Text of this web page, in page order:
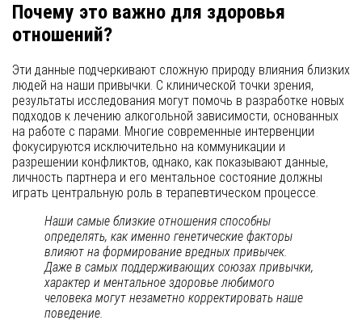
Почему это важно для здоровья
отношений?
Эти данные подчеркивают сложную природу влияния близких
людей на наши привычки. С клинической точки зрения,
результаты исследования могут помочь в разработке новых
подходов к лечению алкогольной зависимости, основанных
на работе с парами. Многие современные интервенции
фокусируются исключительно на коммуникации и
разрешении конфликтов, однако, как показывают данные,
личность партнера и его ментальное состояние должны
играть центральную роль в терапевтическом процессе.
Наши самые близкие отношения способны
определять, как именно генетические факторы
влияют на формирование вредных привычек.
Даже в самых поддерживающих союзах привычки,
характер и ментальное здоровье любимого
человека могут незаметно корректировать наше
поведение.